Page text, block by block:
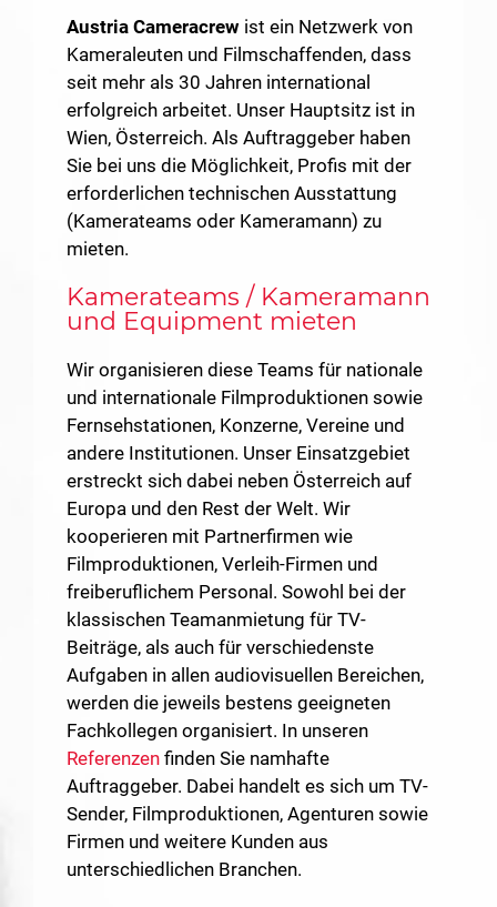
Austria Cameracrew ist ein Netzwerk von
Kameraleuten und Filmschaffenden, dass
seit mehr als 30 Jahren international
erfolgreich arbeitet. Unser Hauptsitz ist in
Wien, Österreich. Als Auftraggeber haben
Sie bei uns die Möglichkeit, Profis mit der
erforderlichen technischen Ausstattung
(Kamerateams oder Kameramann) zu
mieten.
Kamerateams / Kameramann
und Equipment mieten
Wir organisieren diese Teams für nationale
und internationale Filmproduktionen sowie
Fernsehstationen, Konzerne, Vereine und
andere Institutionen. Unser Einsatzgebiet
erstreckt sich dabei neben Österreich auf
Europa und den Rest der Welt. Wir
kooperieren mit Partnerfirmen wie
Filmproduktionen, Verleih-Firmen und
freiberuflichem Personal. Sowohl bei der
klassischen Teamanmietung für TV-
Beiträge, als auch für verschiedenste
Aufgaben in allen audiovisuellen Bereichen,
werden die jeweils bestens geeigneten
Fachkollegen organisiert. In unseren
Referenzen finden Sie namhafte
Auftraggeber. Dabei handelt es sich um TV-
Sender, Filmproduktionen, Agenturen sowie
Firmen und weitere Kunden aus
unterschiedlichen Branchen.